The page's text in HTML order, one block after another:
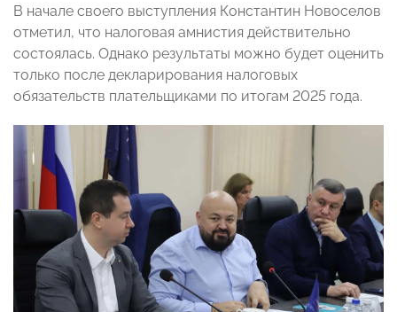
В начале своего выступления Константин Новоселов
отметил, что налоговая амнистия действительно
состоялась. Однако результаты можно будет оценить
только после декларирования налоговых
обязательств плательщиками по итогам 2025 года.